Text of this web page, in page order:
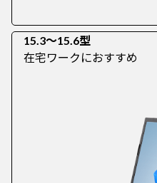
15.3～15.6型
在宅ワークにおすすめ